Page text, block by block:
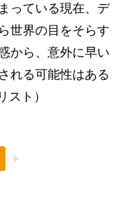
っている現在、デ
世界の目をそらす
から、意外に早い
れる可能性はある
スト）